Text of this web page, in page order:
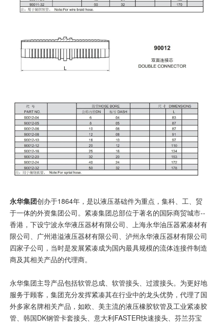
永华集团创办于1864年，是以液压基础件为重点，集科、工、贸
于一体的外资集团公司。紧凑集团总部位于著名的国际商贸城市--
香港，下设宁波永华液压器材有限公司、上海永华油压器紧凑材有
限公司、广州港溢液压器材有限公司、泸州永华液压器材有限公司
四家子公司，当时是发展紧凑成为国内最具规模的流体连接件制造
商及其相关产品的代理商。
永华集团主导产品包括软管总成、软管接头、过渡接头。为更好地
服务于顾客，集团充分发挥紧凑其在行业中的龙头优势，代理了国
外多家名牌相关产品，如欧、美主流的液压橡胶软管及工业紧凑胶
管、韩国DK钢管卡套接头、意大利FASTER快速接头、芬兰芬宝